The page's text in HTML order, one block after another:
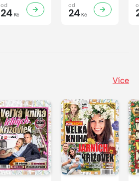
od
24Kč
od
24Kč
Více